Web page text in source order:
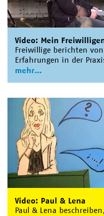
Video: Mein
Freiwillige berichten
Erfahrungen in der
mehr
Video: Paul & Lena
Paul & Lena